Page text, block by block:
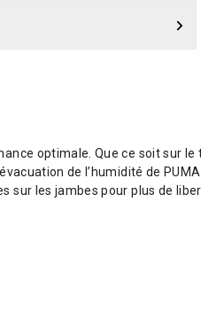
optimale. Que ce soit sur le
de l’humidité de
les jambes pour plus de